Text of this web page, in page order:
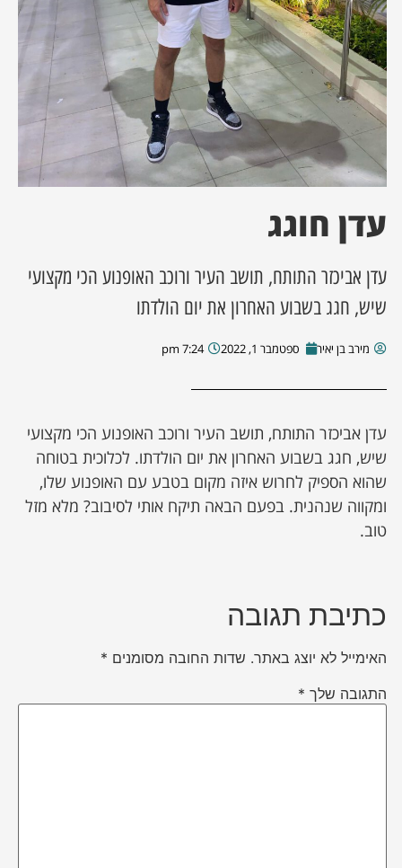
מסע מלחמה
השבוע
מקומית
עסקים
עדן חוגג
עדן אביכזר התותח, תושב העיר ורוכב האופנוע הכי מקצועי
שיש, חגג בשבוע האחרון את יום הולדתו
מירב בן יאיר ספטמבר 1, 2022 7:24 pm
עדן אביכזר התותח, תושב העיר ורוכב האופנוע הכי מקצועי
שיש, חגג בשבוע האחרון את יום הולדתו. לכלוכית בטוחה
שהוא הספיק לחרוש איזה מקום בטבע עם האופנוע שלו,
ומקווה שנהנית. בפעם הבאה תיקח אותי לסיבוב? מלא מזל
טוב.
כתיבת תגובה
האימייל לא יוצג באתר. שדות החובה מסומנים *
התגובה שלך *